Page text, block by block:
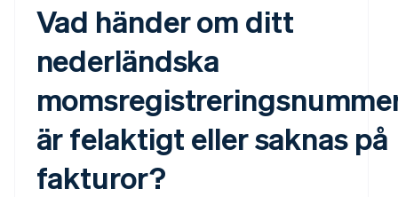
Vad händer om ditt
nederländska
är felaktigt eller saknas på
fakturor?